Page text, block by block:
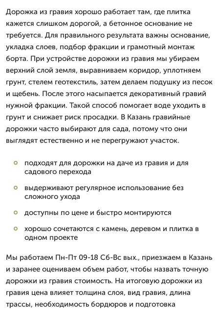
Дорожка из гравия хорошо работает там, где плитка
кажется слишком дорогой, а бетонное основание не
требуется. Для правильного результата важны основание,
укладка слоев, подбор фракции и грамотный монтаж
борта. При устройстве дорожки из гравия мы убираем
верхний слой земля, выравниваем коридор, уплотняем
грунт, стелем геотекстиль, затем делаем подушку из песок
и щебень. После этого насыпается декоративный гравий
нужной фракции. Такой способ помогает воде уходить в
грунт и снижает риск просадки. В Казань гравийные
дорожки часто выбирают для сада, потому что они
выглядят естественно и не перегружают участок.
подходят для дорожки на даче из гравия и для
садового перехода
выдерживают регулярное использование без
сложного ухода
доступны по цене и быстро монтируются
хорошо сочетаются с камень, деревом и плитка в
одном проекте
Мы работаем Пн-Пт 09-18 Сб-Вс вых., приезжаем в Казань
и заранее оцениваем объем работ, чтобы назвать точную
дорожки из гравия стоимость. На итоговую дорожки из
гравия цена влияет толщина слоя, вид гравия, длина
трассы, необходимость бордюров и подготовка